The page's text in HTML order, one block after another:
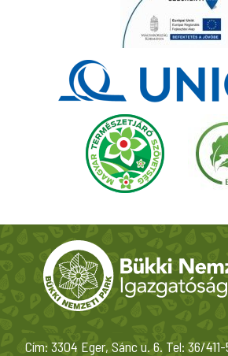
Cím: 3304 Eger, Sánc u. 6. Tel: 36/